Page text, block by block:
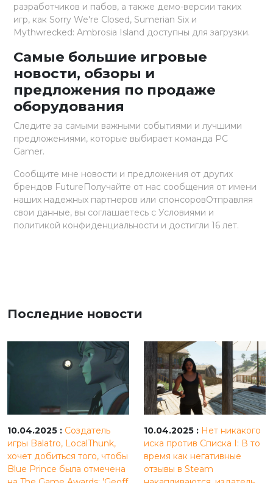
разработчиков и пабов, а также демо-версии таких
игр, как Sorry We're Closed, Sumerian Six и
Mythwrecked: Ambrosia Island доступны для загрузки.
Самые большие игровые
новости, обзоры и
предложения по продаже
оборудования
Следите за самыми важными событиями и лучшими
предложениями, которые выбирает команда PC
Gamer.
Сообщите мне новости и предложения от других
брендов FutureПолучайте от нас сообщения от имени
наших надежных партнеров или спонсоровОтправляя
свои данные, вы соглашаетесь с Условиями и
политикой конфиденциальности и достигли 16 лет.
Последние новости
10.04.2025 : Создатель
игры Balatro, LocalThunk,
хочет добиться того, чтобы
Blue Prince была отмечена
10.04.2025 : Нет никакого
иска против Списка I: В то
время как негативные
отзывы в Steam